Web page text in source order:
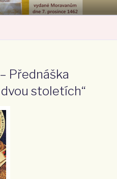
OBEC –
Přednáška
stoletích“